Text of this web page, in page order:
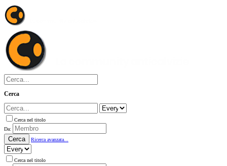
Cerca
Cerca nel titolo
Da:
Cerca Ricerca avanzata...
Cerca nel titolo